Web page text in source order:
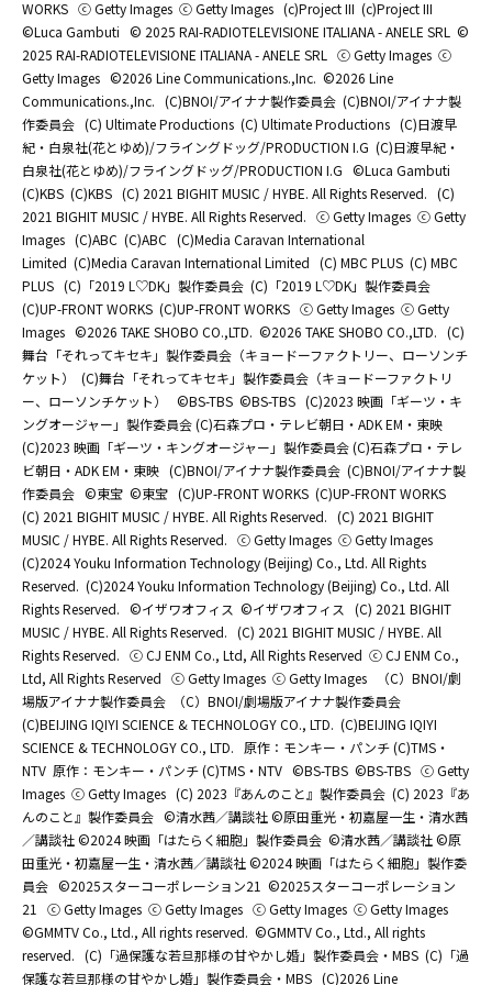
WORKS ⓒ Getty Images ⓒ Getty Images (c)Project III (c)Project III
©Luca Gambuti © 2025 RAI-RADIOTELEVISIONE ITALIANA - ANELE SRL ©
2025 RAI-RADIOTELEVISIONE ITALIANA - ANELE SRL ⓒ Getty Images ⓒ
Getty Images ©2026 Line Communications.,Inc. ©2026 Line
Communications.,Inc. (C)BNOI/アイナナ製作委員会 (C)BNOI/アイナナ製
作委員会 (C) Ultimate Productions (C) Ultimate Productions (C)日渡早
紀・白泉社(花とゆめ)/フライングドッグ/PRODUCTION I.G (C)日渡早紀・
白泉社(花とゆめ)/フライングドッグ/PRODUCTION I.G ©Luca Gambuti
(C)KBS (C)KBS (C) 2021 BIGHIT MUSIC / HYBE. All Rights Reserved. (C)
2021 BIGHIT MUSIC / HYBE. All Rights Reserved. ⓒ Getty Images ⓒ Getty
Images (C)ABC (C)ABC (C)Media Caravan International
Limited (C)Media Caravan International Limited (C) MBC PLUS (C) MBC
PLUS (C)「2019 L♡DK」製作委員会 (C)「2019 L♡DK」製作委員会
(C)UP-FRONT WORKS (C)UP-FRONT WORKS ⓒ Getty Images ⓒ Getty
Images ©2026 TAKE SHOBO CO.,LTD. ©2026 TAKE SHOBO CO.,LTD. (C)
舞台「それってキセキ」製作委員会（キョードーファクトリー、ローソンチ
ケット）
(C)舞台「それってキセキ」製作委員会（キョードーファクトリ
ー、ローソンチケット）
©BS-TBS ©BS-TBS (C)2023 映画「ギーツ・キ
ングオージャー」製作委員会 (C)石森プロ・テレビ朝日・ADK EM・東映
(C)2023 映画「ギーツ・キングオージャー」製作委員会 (C)石森プロ・テレ
ビ朝日・ADK EM・東映 (C)BNOI/アイナナ製作委員会 (C)BNOI/アイナナ製
作委員会 ©東宝 ©東宝 (C)UP-FRONT WORKS (C)UP-FRONT WORKS
(C) 2021 BIGHIT MUSIC / HYBE. All Rights Reserved. (C) 2021 BIGHIT
MUSIC / HYBE. All Rights Reserved. ⓒ Getty Images ⓒ Getty Images
(C)2024 Youku Information Technology (Beijing) Co., Ltd. All Rights
Reserved. (C)2024 Youku Information Technology (Beijing) Co., Ltd. All
Rights Reserved. ©イザワオフィス ©イザワオフィス (C) 2021 BIGHIT
MUSIC / HYBE. All Rights Reserved. (C) 2021 BIGHIT MUSIC / HYBE. All
Rights Reserved. ⓒ CJ ENM Co., Ltd, All Rights Reserved ⓒ CJ ENM Co.,
Ltd, All Rights Reserved ⓒ Getty Images ⓒ Getty Images
（C）BNOI/劇
場版アイナナ製作委員会
（C）BNOI/劇場版アイナナ製作委員会
(C)BEIJING IQIYI SCIENCE & TECHNOLOGY CO., LTD. (C)BEIJING IQIYI
SCIENCE & TECHNOLOGY CO., LTD. 原作：モンキー・パンチ (C)TMS・
NTV 原作：モンキー・パンチ (C)TMS・NTV ©BS-TBS ©BS-TBS ⓒ Getty
Images ⓒ Getty Images (C) 2023『あんのこと』製作委員会 (C) 2023『あ
んのこと』製作委員会 ©清水茜／講談社 ©原田重光・初嘉屋一生・清水茜
／講談社 ©2024 映画「はたらく細胞」製作委員会 ©清水茜／講談社 ©原
田重光・初嘉屋一生・清水茜／講談社 ©2024 映画「はたらく細胞」製作委
員会 ©2025スターコーポレーション21 ©2025スターコーポレーション
21 ⓒ Getty Images ⓒ Getty Images ⓒ Getty Images ⓒ Getty Images
©GMMTV Co., Ltd., All rights reserved. ©GMMTV Co., Ltd., All rights
reserved. (C)「過保護な若旦那様の甘やかし婚」製作委員会・MBS (C)「過
保護な若旦那様の甘やかし婚」製作委員会・MBS (C)2026 Line